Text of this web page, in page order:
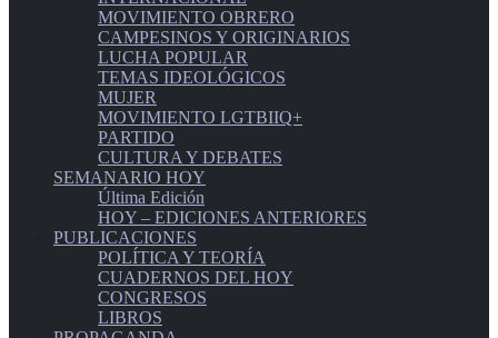
MOVIMIENTO OBRERO
CAMPESINOS Y ORIGINARIOS
LUCHA POPULAR
TEMAS IDEOLÓGICOS
MUJER
MOVIMIENTO LGTBIIQ+
PARTIDO
CULTURA Y DEBATES
SEMANARIO HOY
Última Edición
HOY – EDICIONES ANTERIORES
PUBLICACIONES
POLÍTICA Y TEORÍA
CUADERNOS DEL HOY
CONGRESOS
LIBROS